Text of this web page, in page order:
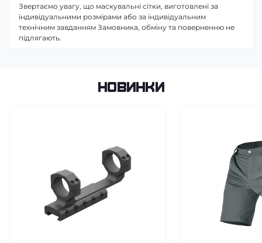
Звертаємо увагу, що маскувальні сітки, виготовлені за
індивідуальними розмірами або за індивідуальним
технічним завданням Замовника, обміну та поверненню не
підлягають.
Новинки